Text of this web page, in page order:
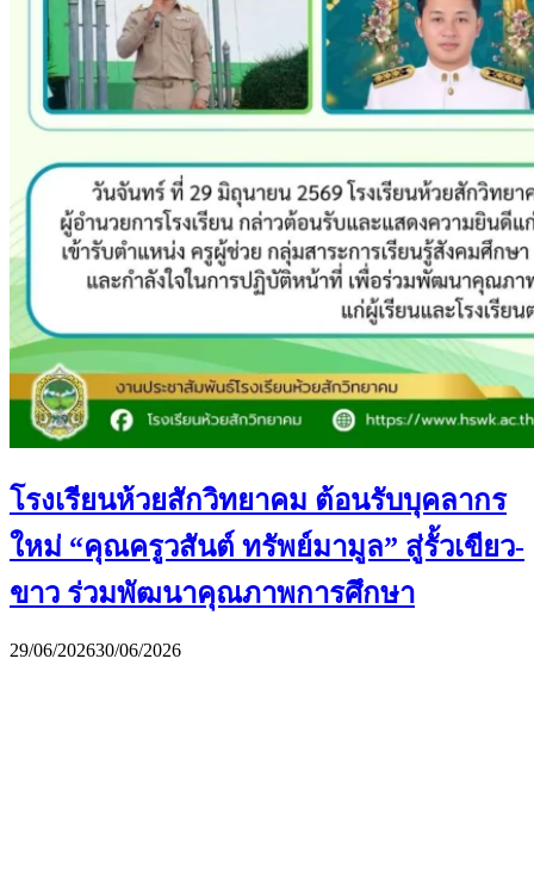
โรงเรียนห้วยสักวิทยาคม ต้อนรับบุคลากร
ใหม่ “คุณครูวสันต์ ทรัพย์มามูล” สู่รั้วเขียว-
ขาว ร่วมพัฒนาคุณภาพการศึกษา
29/06/202630/06/2026